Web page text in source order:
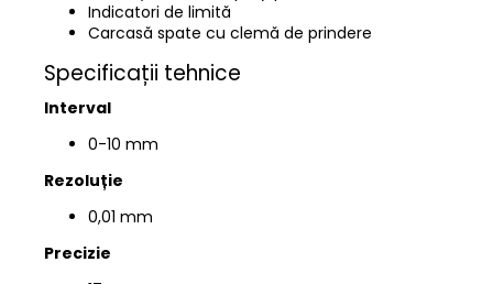
Indicatori de limită
Carcasă spate cu clemă de prindere
Specificații tehnice
Interval
0-10 mm
Rezoluție
0,01 mm
Precizie